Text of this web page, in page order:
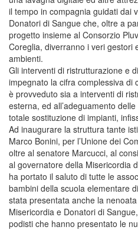
il tempo in compagnia guidati dai
Donatori di Sangue che, oltre a
progetto insieme al Consorzio
Coreglia, diverranno i veri gestori
ambienti.
Gli interventi di ristrutturazione e
impegnato la cifra complessiva di
è provveduto sia a interventi di
esterna, ed all’adeguamento
totale sostituzione di impianti,
Ad inaugurare la struttura tante
Marco Bonini, per l’Unione dei
oltre al senatore Marcucci, al
al governatore della Misericordia
ha portato il saluto di tutte le
bambini della scuola elementare
stata presentata anche la
Misericordia e Donatori di
podisti che hanno presentato le